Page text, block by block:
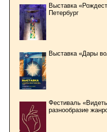
Выставка
Петербург
Выставка «Дары
Фестиваль
разнообразие